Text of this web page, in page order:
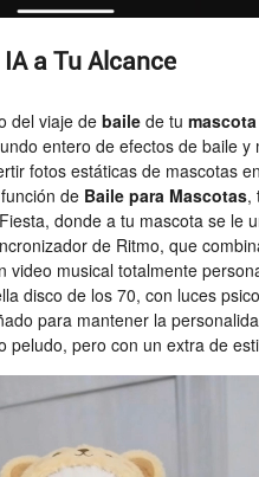
a Tu Alcance
del viaje debaile de tumascota
entero de efectos de baile
fotos estáticas de mascotas
de Baile para Mascotas,
donde a tu mascota se le
de Ritmo, que
musical totalmente
disco de los 70, con luces
para mantener la
peludo, pero con un extra de